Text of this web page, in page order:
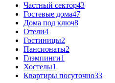
Частный сектор43
Гостевые дома47
Дома под ключ8
Отели4
Гостиницы2
Пансионаты2
Глэмпинги1
Хостелы1
Квартиры посуточно33